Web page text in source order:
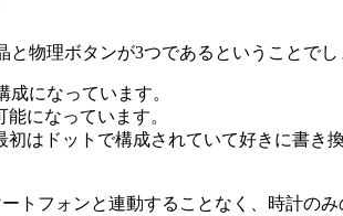
物理ボタンが3つであるということでし
になっています。
になっています。
はドットで構成されていて好きに書き
トフォンと連動することなく、時計のみ